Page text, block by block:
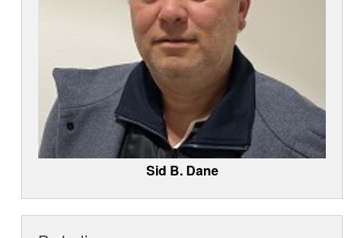
Sid B. Dane